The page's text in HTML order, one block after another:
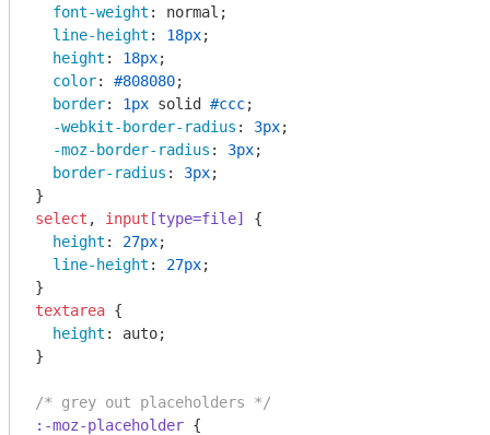
font-weight : normal;
line-height : 18px;
height : 18px;
color: #808080;
border: 1px solid #ccc;
-webkit-border-radius : 3px;
-moz-border-radius : 3px;
border-radius : 3px;
select , input [type=file]
{
height : 27px;
line-height : 27px;
textarea {
height : auto;
}
/* grey out placeholders */
:-moz-placeholder {